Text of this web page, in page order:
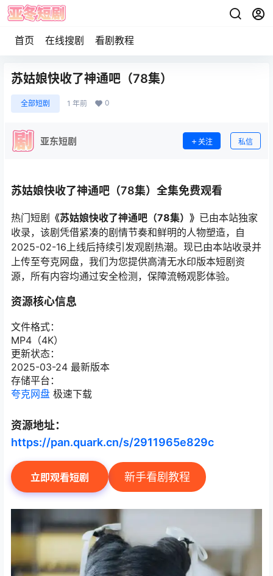
首页 在线搜剧 看剧教程
苏姑娘快收了神通吧（78集）
全部短剧 1 年前 0
亚东短剧 关注 私信
苏姑娘快收了神通吧（78集）全集免费观看
热门短剧 《苏姑娘快收了神通吧（78集）》 已由本站独家
收录，该剧凭借紧凑的剧情节奏和鲜明的人物塑造，自
2025-02-16上线后持续引发观剧热潮。现已由本站收录并
上传至夸克网盘，我们为您提供高清无水印版本短剧资
源，所有内容均通过安全检测，保障流畅观影体验。
资源核心信息
文件格式：
MP4（4K）
更新状态：
2025-03-24 最新版本
存储平台：
夸克网盘 极速下载
资源地址：
https://pan.quark.cn/s/2911965e829c
立即观看短剧 新手看剧教程